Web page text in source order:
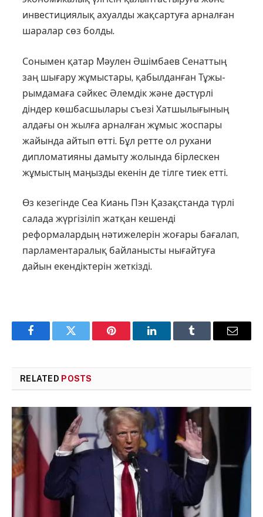
инвес­тиция­лық ахуалды жақсартуға арнал­ған
шаралар сөз болды.
Сонымен қатар Мәулен Әшімбаев Сенаттың
заң шығару жұ­мыс­тары, қабылданған Тұжы­
рым­дамаға сәй­кес Әлем­дік және дәстүрлі
діндер көш­басшылары съезі Хатшылығының
алдағы он жылға арналған жұмыс жоспары
жайында айтып өтті. Бұл ретте ол рухани
дипломатияны дамыту жолында бірлескен
жұмыстың маңызды екенін де тілге тиек етті.
Өз кезегінде Сеа Киань Пэн Қазақ­станда түрлі
салада жүргізіліп жатқан кешенді
реформалардың нәтижелерін жоғары бағалап,
парламентаралық байланысты нығайтуға
дайын екендіктерін жеткізді.
FacebookTwitter Pinterest LinkedInTumblr Email
RELATED POSTS